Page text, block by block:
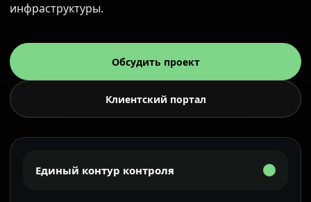
инфраструктуры.
Обсудить проект
Клиентский портал
Единый контур контроля